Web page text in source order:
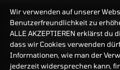
REALTIMEKURSE 06.08.2026
HANDELSZEIT
MO-FR: 7:30-23 UHR
ZERTIFIKATE
8:00-22 UHR
Wir verwenden auf unserer
Benutzerfreundlichkeit zu
ALLE AKZEPTIEREN erklärst du
dass wir Cookies verwenden
Informationen, wie man der
jederzeit widersprechen kann,